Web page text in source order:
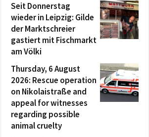
Seit Donnerstag
wieder in Leipzig: Gilde
der Marktschreier
gastiert mit Fischmarkt
am Völki
Thursday, 6 August
2026: Rescue operation
on Nikolaistraße and
appeal for witnesses
regarding possible
animal cruelty